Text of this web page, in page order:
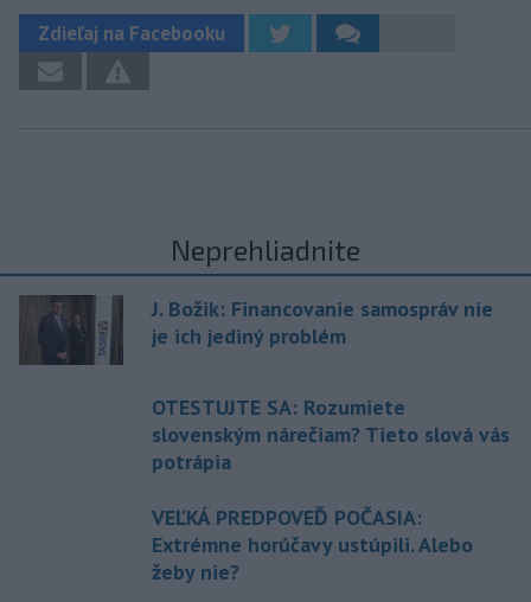
Zdieľaj na Facebooku
Neprehliadnite
J. Božik: Financovanie samospráv nie
je ich jediný problém
OTESTUJTE SA: Rozumiete
slovenským nárečiam? Tieto slová vás
potrápia
VEĽKÁ PREDPOVEĎ POČASIA:
Extrémne horúčavy ustúpili. Alebo
žeby nie?